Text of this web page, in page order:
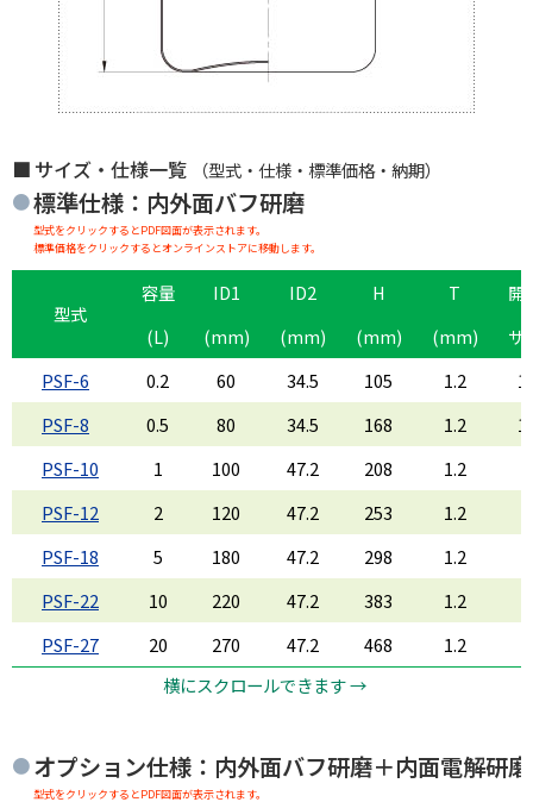
サイズ・仕様一覧 （型式・仕様・標準価格・納期）
標準仕様：内外面バフ研磨
型式をクリックするとPDF図面が表示されます。
標準価格をクリックするとオンラインストアに移動します。
型式
容量 ID1 ID2 H T
開
(L)
(mm) (mm) (mm) (mm)
サ
PSF-6
0.2 60 34.5 105 1.2
PSF-8
0.5 80 34.5 168 1.2
PSF-10
1 100 47.2 208 1.2
PSF-12
2 120 47.2 253 1.2
PSF-18
5 180 47.2 298 1.2
PSF-22
10 220 47.2 383 1.2
PSF-27
20 270 47.2 468 1.2
横にスクロールできます →
オプション仕様：内外面バフ研磨＋内面電解研磨
型式をクリックするとPDF図面が表示されます。